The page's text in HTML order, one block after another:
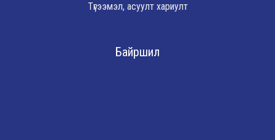
Түгээмэл, асуулт хариулт
Байршил